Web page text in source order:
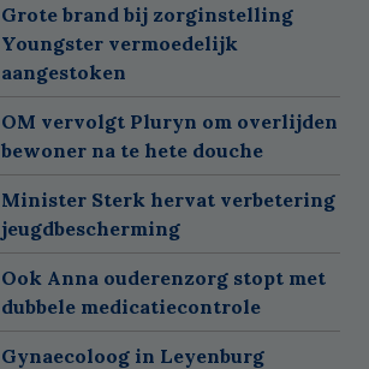
Grote brand bij zorginstelling
Youngster vermoedelijk
aangestoken
OM vervolgt Pluryn om overlijden
bewoner na te hete douche
Minister Sterk hervat verbetering
jeugdbescherming
Ook Anna ouderenzorg stopt met
dubbele medicatiecontrole
Gynaecoloog in Leyenburg